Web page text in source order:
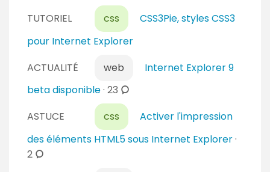
m
n
i
e
TUTORIEL css
CSS3Pie, styles CSS3
pour Internet Explorer
ACTUALITÉ
web
Internet Explorer 9
beta disponible· 23 c
o
m
m
ASTUCE css
Activer l'impression
des éléments HTML5 sous Internet Explorer·
2c